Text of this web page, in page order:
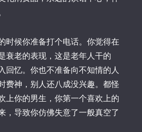
时候你准备打个电话。你觉得在
衰老的表现，这是老年人干的
回忆。你也不准备向不知情的人
费神，别人还八成没兴趣。都怪
上你的男生，你第一个喜欢上的
，导致你仿佛失意了一般真空了